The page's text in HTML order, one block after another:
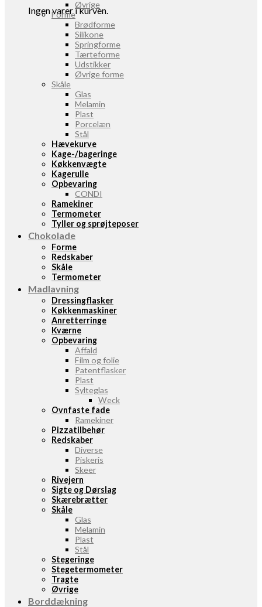
Ingen varer i kurven.
Øvrige
Forme
Brødforme
Silikone
Springforme
Tærteforme
Udstikker
Øvrige forme
Skåle
Glas
Melamin
Plast
Porcelæn
Stål
Hævekurve
Kage-/bageringe
Køkkenvægte
Kagerulle
Opbevaring
CONDI
Ramekiner
Termometer
Tyller og sprøjteposer
Chokolade
Forme
Redskaber
Skåle
Termometer
Madlavning
Dressingflasker
Køkkenmaskiner
Anretterringe
Kværne
Opbevaring
Affald
Film og folie
Patentflasker
Plast
Sylteglas
Weck
Ovnfaste fade
Ramekiner
Pizzatilbehør
Redskaber
Diverse
Piskeris
Skeer
Rivejern
Sigte og Dørslag
Skærebrætter
Skåle
Glas
Melamin
Plast
Stål
Stegeringe
Stegetermometer
Tragte
Øvrige
Borddækning